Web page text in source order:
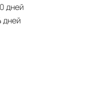
в режиме
GPS-
логистических
в
от
дней
дней